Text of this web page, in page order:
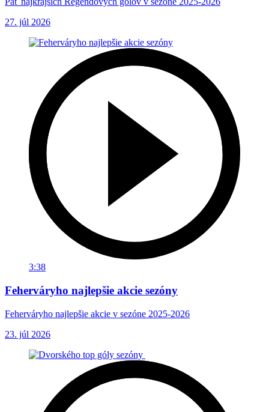
27. júl 2026
3:38
Feherváryho najlepšie akcie sezóny
Feherváryho najlepšie akcie v sezóne 2025-2026
23. júl 2026